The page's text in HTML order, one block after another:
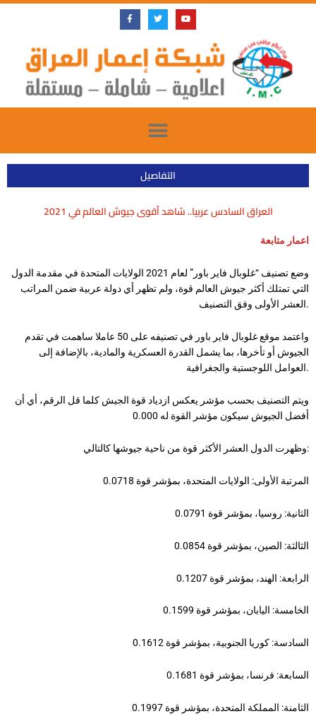
Skip
F
a
c
e
o
k
T
w
i
t
e
r
Y
o
u
t
e
التفاصيل
العراق السادس عربيا.. شاهد أقوى جيوش العالم في 2021
اعمار متابعة
وضع تصنيف “غلوبال فاير باور” لعام 2021 الولايات المتحدة في مقدمة الدول
التي تمتلك أكثر جيوش العالم قوة، ولم تظهر أي دولة عربية ضمن المراتب
العشر الأولى وفق التصنيف.
واعتمد موقع غلوبال فاير باور في تصنيفه على 50 عاملا ساهمت في تقدم
الجيوش أو تأخرها، بما يشمل القدرة العسكرية والمادية، بالإضافة إلى
العوامل اللوجستية والجغرافية.
ويتم التصنيف بحسب مؤشر يعكس ازدياد قوة الجيش كلما قل الرقم، أي أن
أفضل الجيوش سيكون مؤشر القوة له 0.000
وظهرت الدول العشر الأكثر قوة من ناحية جيوشها كالتالي:
المرتبة الأولى: الولايات المتحدة، بمؤشر قوة 0.0718
الثانية: روسيا، بمؤشر قوة 0.0791
الثالثة: الصين، بمؤشر قوة 0.0854
الرابعة: الهند، بمؤشر قوة 0.1207
الخامسة: اليابان، بمؤشر قوة 0.1599
السادسة: كوريا الجنوبية، بمؤشر قوة 0.1612
السابعة: فرنسا، بمؤشر قوة 0.1681
الثامنة: المملكة المتحدة، بمؤشر قوة 0.1997